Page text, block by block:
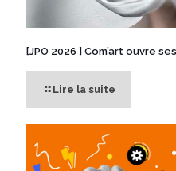
[JPO 2026 ] Com’art ouvre
Lire la suite